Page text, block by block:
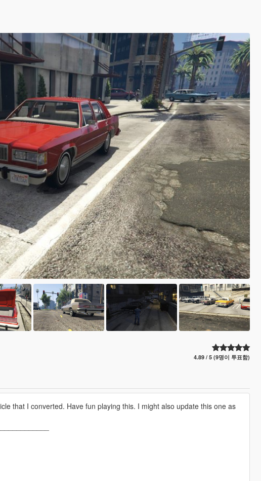
4.89 / 5 (9명이 투표함)
that I converted. Have fun playing this. I might also update this one as